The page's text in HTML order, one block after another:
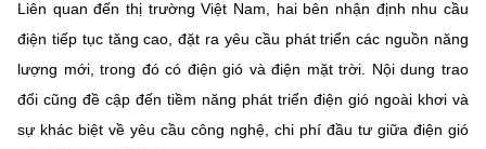
(Ghi rõ nguồn "https://mst.gov.vn" khi phát hành lại thông tin từ
Liên quan đến thị trường Việt Nam, hai bên nhận định nhu cầu
điện tiếp tục tăng cao, đặt ra yêu cầu phát triển các nguồn năng
lượng mới, trong đó có điện gió và điện mặt trời. Nội dung trao
đổi cũng đề cập đến tiềm năng phát triển điện gió ngoài khơi và
sự khác biệt về yêu cầu công nghệ, chi phí đầu tư giữa điện gió